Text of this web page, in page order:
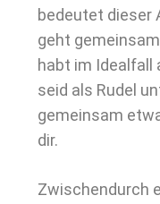
bedeutet dieser
geht
habt im Idealfall
seid als Rudel
gemeinsam
dir.
Zwischendurch